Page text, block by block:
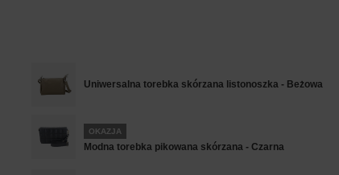
Uniwersalna torebka skórzana listonoszka - Beżowa
OKAZJA
Modna torebka pikowana skórzana - Czarna